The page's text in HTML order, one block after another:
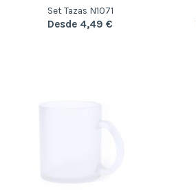
Set Tazas N1071
Desde 4,49 €